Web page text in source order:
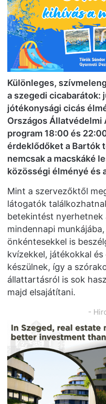
Különleges,
a szegedi cicabarátok:
jótékonysági cicás
Országos Állatvédelmi
program 18:00 és
érdeklődőket a Bartók
nemcsak a macskáké
közösségi élményé és
Mint a szervezőktől
látogatók
betekintést nyerhetnek
mindennapi
önkéntesekkel is
kvízekkel, játékokkal
készülnek, így a
állattartásról is sok
majd elsajátítani.
-